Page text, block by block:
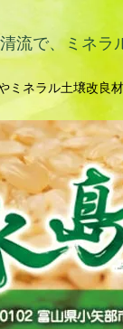
流で、ミネラ
ミネラル土壌改良